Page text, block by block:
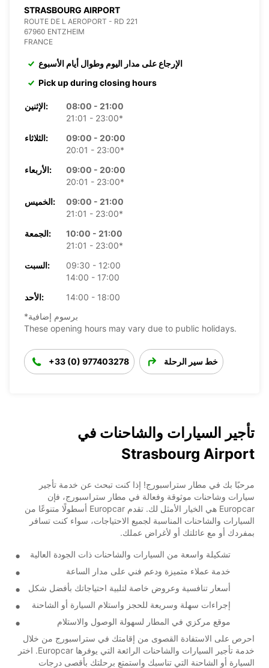
STRASBOURG AIRPORT
ROUTE DE L AEROPORT - RD 221
67960 ENTZHEIM
FRANCE
الإرجاع على مدار اليوم وطوال أيام الأسبوع
Pick up during closing hours
الإثنين:
08:00 - 21:00
21:01 - 23:00*
الثلاثاء:
09:00 - 20:00
20:01 - 23:00*
الأربعاء:
09:00 - 20:00
20:01 - 23:00*
الخميس:
09:00 - 21:00
21:01 - 23:00*
الجمعة:
10:00 - 21:00
21:01 - 23:00*
السبت:
09:30 - 12:00
14:00 - 17:00
الأحد:
14:00 - 18:00
*برسوم إضافية
These opening hours may vary due to public holidays.
+33 (0) 977403278 خط سير الرحلة
تأجير السيارات والشاحنات في
Strasbourg Airport
مرحبًا بك في مطار ستراسبورج! إذا كنت تبحث عن خدمة تأجير
سيارات وشاحنات موثوقة وفعالة في مطار ستراسبورج، فإن
Europcar هي الخيار الأمثل لك. تقدم Europcar أسطولًا متنوعًا من
السيارات والشاحنات المناسبة لجميع الاحتياجات، سواء كنت تسافر
بمفردك أو مع عائلتك أو لأغراض عملك.
تشكيلة واسعة من السيارات والشاحنات ذات الجودة العالية
خدمة عملاء متميزة ودعم فني على مدار الساعة
أسعار تنافسية وعروض خاصة لتلبية احتياجاتك بأفضل شكل
إجراءات سهلة وسريعة للحجز واستلام السيارة أو الشاحنة
موقع مركزي في المطار لسهولة الوصول والاستلام
احرص على الاستفادة القصوى من إقامتك في ستراسبورج من خلال
خدمة تأجير السيارات والشاحنات الرائعة التي يوفرها Europcar. اختر
السيارة أو الشاحنة التي تناسبك واستمتع برحلتك بأقصى درجات